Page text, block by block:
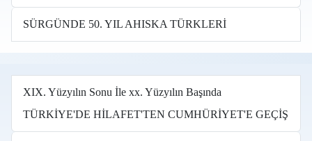
SÜRGÜNDE 50. YIL AHISKA TÜRKLERİ
XIX. Yüzyılın Sonu İle xx. Yüzyılın Başında
TÜRKİYE'DE HİLAFET'TEN CUMHÜRİYET'E GEÇİŞ